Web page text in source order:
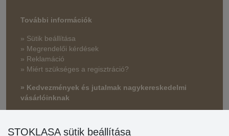
További információk
» Sütik beállítása
» Megrendelői kérdések
» Reklamáció
» Miért szükséges a regisztráció?
» Kedvezmények és jutalmak nagykereskedelmi
vásárlóinknak
STOKLASA sütik beállítása